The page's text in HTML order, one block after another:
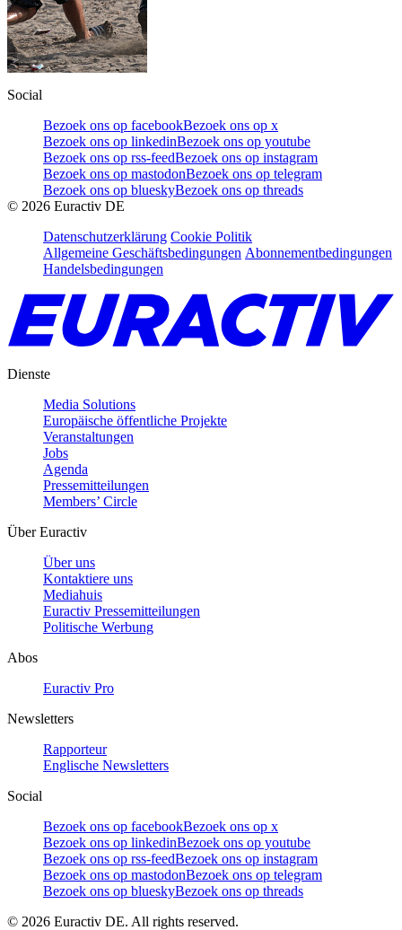
Social
Bezoek ons op facebookBezoek ons op x
Bezoek ons op linkedinBezoek ons op youtube
Bezoek ons op rss-feedBezoek ons op instagram
Bezoek ons op mastodonBezoek ons op telegram
Bezoek ons op blueskyBezoek ons op threads
© 2026 Euractiv DE
Datenschutzerklärung Cookie Politik
Allgemeine Geschäftsbedingungen Abonnementbedingungen
Handelsbedingungen
Dienste
Media Solutions
Europäische öffentliche Projekte
Veranstaltungen
Jobs
Agenda
Pressemitteilungen
Members’ Circle
Über Euractiv
Über uns
Kontaktiere uns
Mediahuis
Euractiv Pressemitteilungen
Politische Werbung
Abos
Euractiv Pro
Newsletters
Rapporteur
Englische Newsletters
Social
Bezoek ons op facebookBezoek ons op x
Bezoek ons op linkedinBezoek ons op youtube
Bezoek ons op rss-feedBezoek ons op instagram
Bezoek ons op mastodonBezoek ons op telegram
Bezoek ons op blueskyBezoek ons op threads
© 2026 Euractiv DE. All rights reserved.